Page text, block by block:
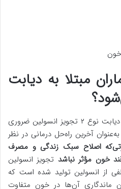
خون
مبتلا به دیابت
برای درمان برخی از مبتلایان به دیابت نوع ۲ تجویز انسولین ضروری
آخرین راه‌حل درمانی در نظر
اصلاح سبک زندگی و مصرف
خون مؤثر نباشد تجویز انسولین
از انسولین تولید شده است که
ماندگاری آن‌ها در خون متفاوت